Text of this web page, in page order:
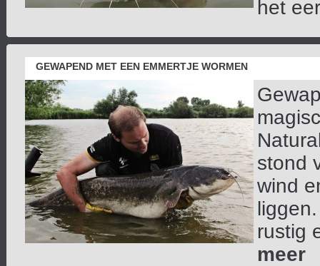
het
GEWAPEND MET EEN EMMERTJE WORMEN
stond
wind
rustig
meer